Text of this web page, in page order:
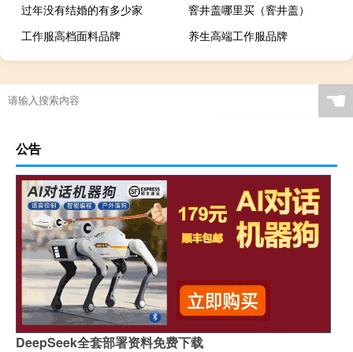
过年没有结婚的有多少家
窨井盖哪里买（窨井盖）
工作服高档面料品牌
养生高端工作服品牌
☚
公告
DeepSeek全套部署资料免费下载